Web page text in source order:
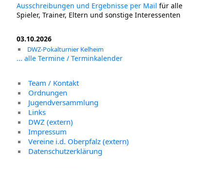
Ausschreibungen und Ergebnisse per Mail für alle
Spieler, Trainer, Eltern und sonstige Interessenten
03.10.2026
DWZ-Pokalturnier Kelheim
... alle Termine / Terminkalender
Team / Kontakt
Ordnungen
Jugendversammlung
Links
DWZ (extern)
Impressum
Vereine i.d. Oberpfalz (extern)
Datenschutzerklärung